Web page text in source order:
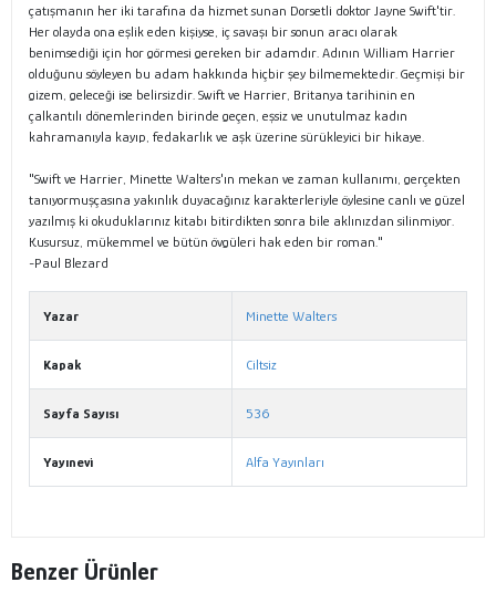
çatışmanın her iki tarafına da hizmet sunan Dorsetli doktor Jayne Swift'tir.
Her olayda ona eşlik eden kişiyse, iç savaşı bir sonun aracı olarak
benimsediği için hor görmesi gereken bir adamdır. Adının William Harrier
olduğunu söyleyen bu adam hakkında hiçbir şey bilmemektedir. Geçmişi bir
gizem, geleceği ise belirsizdir. Swift ve Harrier, Britanya tarihinin en
çalkantılı dönemlerinden birinde geçen, eşsiz ve unutulmaz kadın
kahramanıyla kayıp, fedakarlık ve aşk üzerine sürükleyici bir hikaye.
"Swift ve Harrier, Minette Walters'ın mekan ve zaman kullanımı, gerçekten
tanıyormuşçasına yakınlık duyacağınız karakterleriyle öylesine canlı ve güzel
yazılmış ki okuduklarınız kitabı bitirdikten sonra bile aklınızdan silinmiyor.
Kusursuz, mükemmel ve bütün övgüleri hak eden bir roman."
-Paul Blezard
Yazar Minette Walters
Kapak Ciltsiz
Sayfa Sayısı 536
Yayınevi Alfa Yayınları
Benzer Ürünler